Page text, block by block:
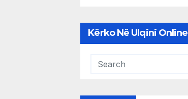
Kërko Në Ulqini Online